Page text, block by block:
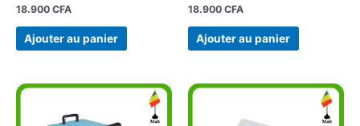
18.900 CFA
Ajouter au panier
18.900 CFA
Ajouter au panier